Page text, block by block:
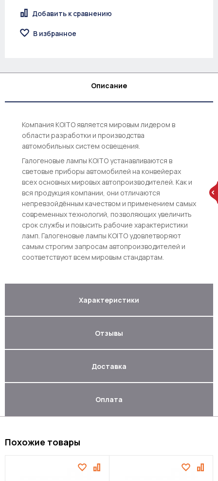
Добавить к сравнению
В избранное
Описание
Компания KOITO является мировым лидером в
области разработки и производства
автомобильных систем освещения.
Галогеновые лампы KOITO устанавливаются в
световые приборы автомобилей на конвейерах
всех основных мировых автопроизводителей. Как и
вся продукция компании, они отличаются
непревзойдённым качеством и применением самых
современных технологий, позволяющих увеличить
срок службы и повысить рабочие характеристики
ламп. Галогеновые лампы KOITO удовлетворяют
самым строгим запросам автопроизводителей и
соответствуют всем мировым стандартам.
Характеристики
Отзывы
Доставка
Оплата
Похожие товары